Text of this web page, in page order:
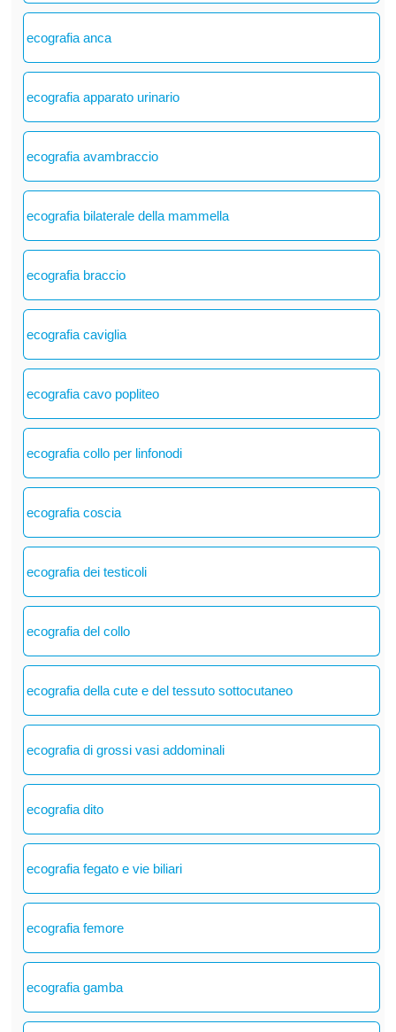
ecografia anca
ecografia apparato urinario
ecografia avambraccio
ecografia bilaterale della mammella
ecografia braccio
ecografia caviglia
ecografia cavo popliteo
ecografia collo per linfonodi
ecografia coscia
ecografia dei testicoli
ecografia del collo
ecografia della cute e del tessuto sottocutaneo
ecografia di grossi vasi addominali
ecografia dito
ecografia fegato e vie biliari
ecografia femore
ecografia gamba